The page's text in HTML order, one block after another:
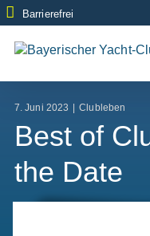
Zum
Inhalt
springen
Barrierefrei
7. Juni 2023 Clubleben
Best of
the Date